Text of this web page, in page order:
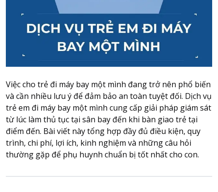
Vietnam travel SIM
International travel SIM
Tours
Domestic tours
International Tours
Yacht
For you
Register as a collaborator
Payment instructions
Instructions for booking tickets
Việc cho trẻ đi máy bay một mình đang trở nên phổ biến
và cần nhiều lưu ý để đảm bảo an toàn tuyệt đối. Dịch vụ
trẻ em đi máy bay một mình cung cấp giải pháp giám sát
từ lúc làm thủ tục tại sân bay đến khi bàn giao trẻ tại
điểm đến. Bài viết này tổng hợp đầy đủ điều kiện, quy
trình, chi phí, lợi ích, kinh nghiệm và những câu hỏi
thường gặp để phụ huynh chuẩn bị tốt nhất cho con.